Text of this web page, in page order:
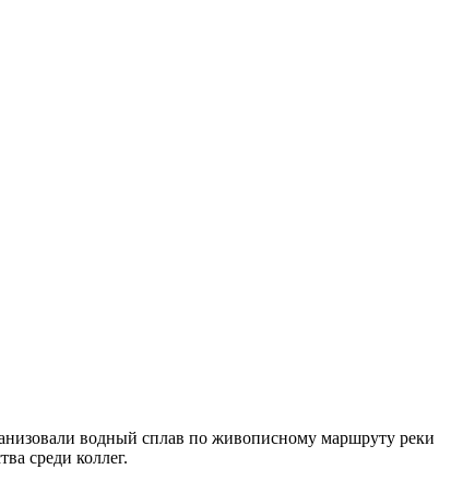
водный сплав по живописному маршруту реки
среди коллег.